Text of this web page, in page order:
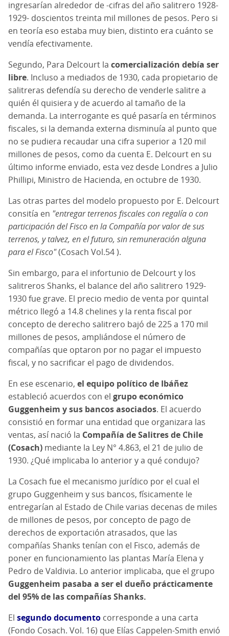
ingresarían alrededor de -cifras del año salitrero 1928-
1929- doscientos treinta mil millones de pesos. Pero si
en teoría eso estaba muy bien, distinto era cuánto se
vendía efectivamente.
Segundo, Para Delcourt la comercialización debía ser
libre. Incluso a mediados de 1930, cada propietario de
salitreras defendía su derecho de venderle salitre a
quién él quisiera y de acuerdo al tamaño de la
demanda. La interrogante es qué pasaría en términos
fiscales, si la demanda externa disminuía al punto que
no se pudiera recaudar una cifra superior a 120 mil
millones de pesos, como da cuenta E. Delcourt en su
último informe enviado, esta vez desde Londres a Julio
Phillipi, Ministro de Hacienda, en octubre de 1930.
Las otras partes del modelo propuesto por E. Delcourt
consitía en "entregar terrenos fiscales con regalía o con
participación del Fisco en la Compañía por valor de sus
terrenos, y talvez, en el futuro, sin remuneración alguna
para el Fisco"(Cosach Vol.54 ).
Sin embargo, para el infortunio de Delcourt y los
salitreros Shanks, el balance del año salitrero 1929-
1930 fue grave. El precio medio de venta por quintal
métrico llegó a 14.8 chelines y la renta fiscal por
concepto de derecho salitrero bajó de 225 a 170 mil
millones de pesos, ampliándose el número de
compañías que optaron por no pagar el impuesto
fiscal, y no sacrificar el pago de dividendos.
En ese escenario, el equipo político de Ibáñez
estableció acuerdos con el grupo económico
Guggenheim y sus bancos asociados. El acuerdo
consistió en formar una entidad que organizara las
ventas, así nació la Compañía de Salitres de Chile
(Cosach) mediante la Ley N° 4.863, el 21 de julio de
1930. ¿Qué implicaba lo anterior y a qué condujo?
La Cosach fue el mecanismo jurídico por el cual el
grupo Guggenheim y sus bancos, físicamente le
entregarían al Estado de Chile varias decenas de miles
de millones de pesos, por concepto de pago de
derechos de exportación atrasados, que las
compañías Shanks tenían con el Fisco, además de
poner en funcionamiento las plantas María Elena y
Pedro de Valdivia. Lo anterior implicaba, que el grupo
Guggenheim pasaba a ser el dueño prácticamente
del 95% de las compañías Shanks.
El segundo documento corresponde a una carta
(Fondo Cosach. Vol. 16) que Elías Cappelen-Smith envió